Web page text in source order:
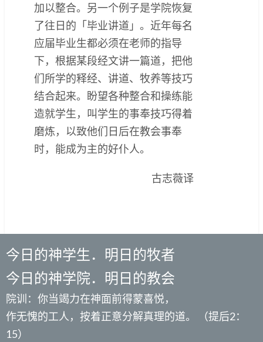
加以整合。另一个例子是学院恢复
了往日的「毕业讲道」。近年每名
应届毕业生都必须在老师的指导
下，根据某段经文讲一篇道，把他
们所学的释经、讲道、牧养等技巧
结合起来。盼望各种整合和操练能
造就学生，叫学生的事奉技巧得着
磨炼，以致他们日后在教会事奉
时，能成为主的好仆人。
古志薇译
今日的神学生．明日的牧者
今日的神学院．明日的教会
院训：你当竭力在神面前得蒙喜悦，
作无愧的工人，按着正意分解真理的道。 （提后2：
15）